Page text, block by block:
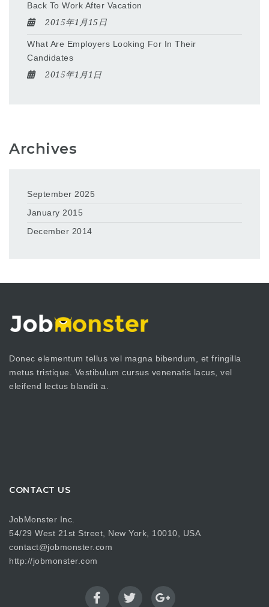
Back To Work After Vacation
2015年1月15日
What Are Employers Looking For In Their
Candidates
2015年1月1日
Archives
September 2025
January 2015
December 2014
Donec elementum tellus vel magna bibendum, et fringilla
metus tristique. Vestibulum cursus venenatis lacus, vel
eleifend lectus blandit a.
CONTACT US
JobMonster Inc.
54/29 West 21st Street, New York, 10010, USA
contact@jobmonster.com
http://jobmonster.com